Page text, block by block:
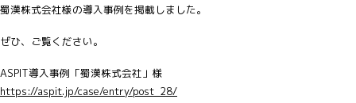
蜀漢株式会社様の導入事例を掲載しました。
ぜひ、ご覧ください。
ASPIT導入事例「蜀漢株式会社」様
https://aspit.jp/case/entry/post_28/